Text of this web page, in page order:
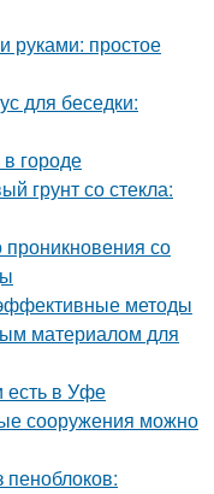
руками: простое
для беседки:
городе
грунт со стекла:
проникновения со
методы
материалом для
есть в Уфе
сооружения можно
пеноблоков: